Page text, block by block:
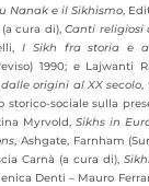
Nanak e il Sikhismo,
(a cura di),Canti religiosi
I Sikh fra storia e
1990; e Lajwanti
origini al XX secolo,
storico-sociale sulla
Myrvold,Sikhs in
, Ashgate, Farnham
Carnà (a cura di),
Denti – Mauro